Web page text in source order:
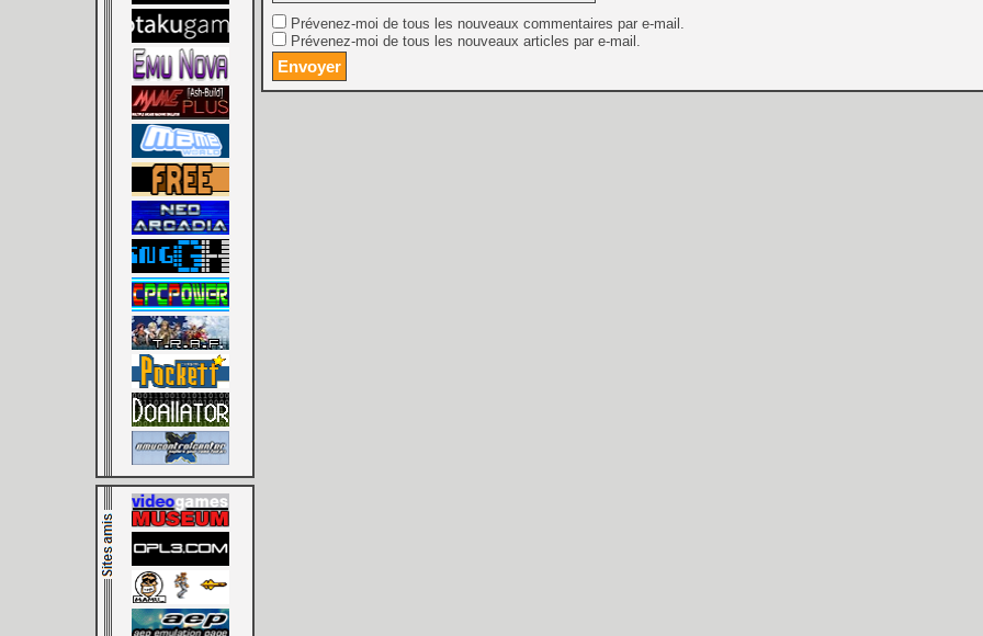
Prévenez-moi de tous les nouveaux commentaires par e-mail.
Prévenez-moi de tous les nouveaux articles par e-mail.